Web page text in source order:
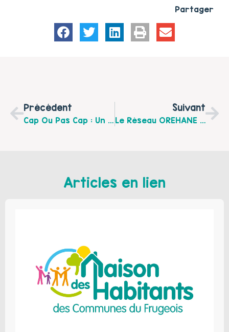
Partager
Précédent
Cap Ou Pas Cap : Un Après-Midi Festif En Famille Organisé Par Le Centre Socio-Culturel Le Nautilus
Suivant
Le Réseau OREHANE Donne La Parole Aux Pères Pour Un Podcast Sur La Thématique « ÊTRE PERE AUJOURD’HUI A L’HEURE DE LA CRISE SANITAIRE ».
Articles en lien